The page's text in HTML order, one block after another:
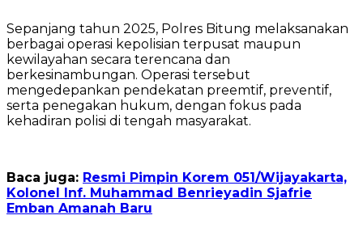
‎Sepanjang tahun 2025, Polres Bitung melaksanakan
berbagai operasi kepolisian terpusat maupun
kewilayahan secara terencana dan
berkesinambungan. Operasi tersebut
mengedepankan pendekatan preemtif, preventif,
serta penegakan hukum, dengan fokus pada
kehadiran polisi di tengah masyarakat.
Baca juga: Resmi Pimpin Korem 051/Wijayakarta,
Kolonel Inf. Muhammad Benrieyadin Sjafrie
Emban Amanah Baru